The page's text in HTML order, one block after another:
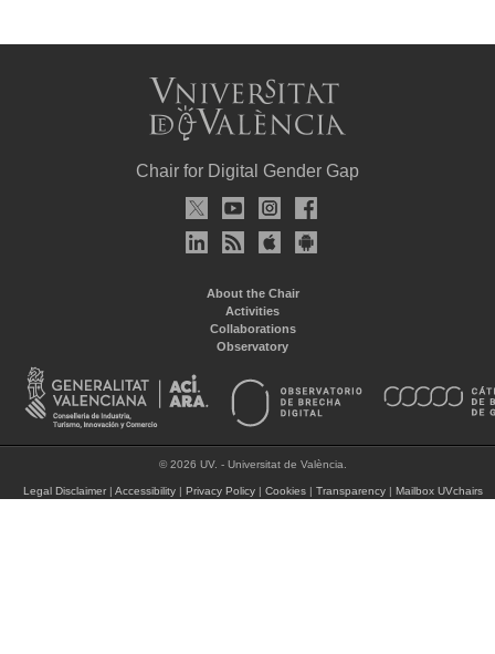
Chair for Digital Gender Gap
About the Chair
Activities
Collaborations
Observatory
© 2026 UV. - Universitat de València.
Legal Disclaimer| Accessibility| Privacy Policy| Cookies| Transparency| Mailbox UVchairs